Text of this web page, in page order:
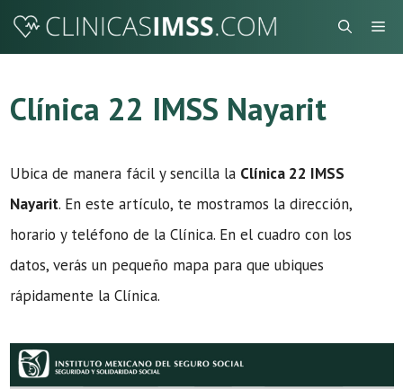
Saltar
Clínica 22 IMSS Nayarit
Ubica de manera fácil y sencilla la Clínica 22 IMSS
Nayarit. En este artículo, te mostramos la dirección,
horario y teléfono de la Clínica. En el cuadro con los
datos, verás un pequeño mapa para que ubiques
rápidamente la Clínica.